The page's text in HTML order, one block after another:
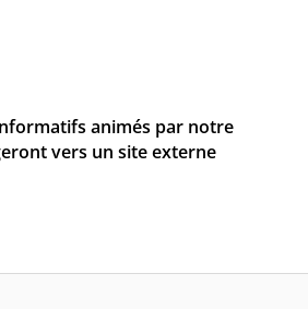
animés par notre
vers un site externe